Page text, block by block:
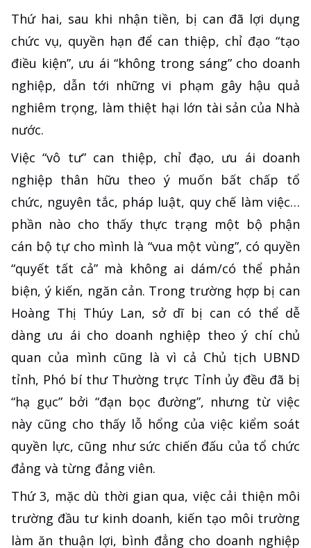
Thứ hai, sau khi nhận tiền, bị can đã lợi dụng
chức vụ, quyền hạn để can thiệp, chỉ đạo “tạo
điều kiện”, ưu ái “không trong sáng” cho doanh
nghiệp, dẫn tới những vi phạm gây hậu quả
nghiêm trọng, làm thiệt hại lớn tài sản của Nhà
nước.
Việc “vô tư” can thiệp, chỉ đạo, ưu ái doanh
nghiệp thân hữu theo ý muốn bất chấp tổ
chức, nguyên tắc, pháp luật, quy chế làm việc…
phần nào cho thấy thực trạng một bộ phận
cán bộ tự cho mình là “vua một vùng”, có quyền
“quyết tất cả” mà không ai dám/có thể phản
biện, ý kiến, ngăn cản. Trong trường hợp bị can
Hoàng Thị Thúy Lan, sở dĩ bị can có thể dễ
dàng ưu ái cho doanh nghiệp theo ý chí chủ
quan của mình cũng là vì cả Chủ tịch UBND
tỉnh, Phó bí thư Thường trực Tỉnh ủy đều đã bị
“hạ gục” bởi “đạn bọc đường”, nhưng từ việc
này cũng cho thấy lỗ hổng của việc kiểm soát
quyền lực, cũng như sức chiến đấu của tổ chức
đảng và từng đảng viên.
Thứ 3, mặc dù thời gian qua, việc cải thiện môi
trường đầu tư kinh doanh, kiến tạo môi trường
làm ăn thuận lợi, bình đẳng cho doanh nghiệp